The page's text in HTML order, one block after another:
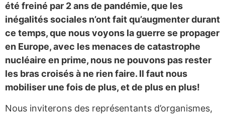
été freiné par 2 ans de pandémie, que les
inégalités sociales n’ont fait qu’augmenter durant
ce temps, que nous voyons la guerre se propager
en Europe, avec les menaces de catastrophe
nucléaire en prime, nous ne pouvons pas rester
les bras croisés à ne rien faire. Il faut nous
mobiliser une fois de plus, et de plus en plus!
Nous inviterons des représentants d’organismes,